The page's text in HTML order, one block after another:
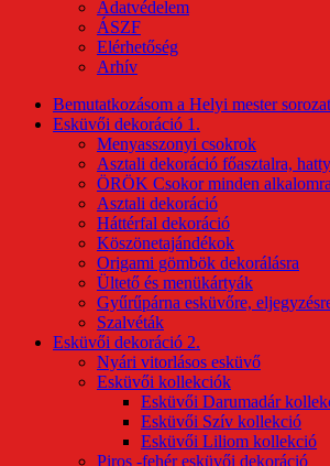
Adatvédelem
ÁSZF
Elérhetőség
Arhív
Bemutatkozásom a Helyi mester
Esküvői dekoráció 1.
Menyasszonyi csokrok
Asztali dekoráció főasztalra,
ÖRÖK Csokor minden alkalomra
Asztali dekoráció
Háttérfal dekoráció
Köszönetajándékok
Origami gömbök dekorálásra
Ültető és menükártyák
Gyűrűpárna esküvőre,
Szalvéták
Esküvői dekoráció 2.
Nyári vitorlásos esküvő
Esküvői kollekciók
Esküvői Darumadár
Esküvői Szív kollekció
Esküvői Liliom kollekció
Piros -fehér esküvői dekoráció